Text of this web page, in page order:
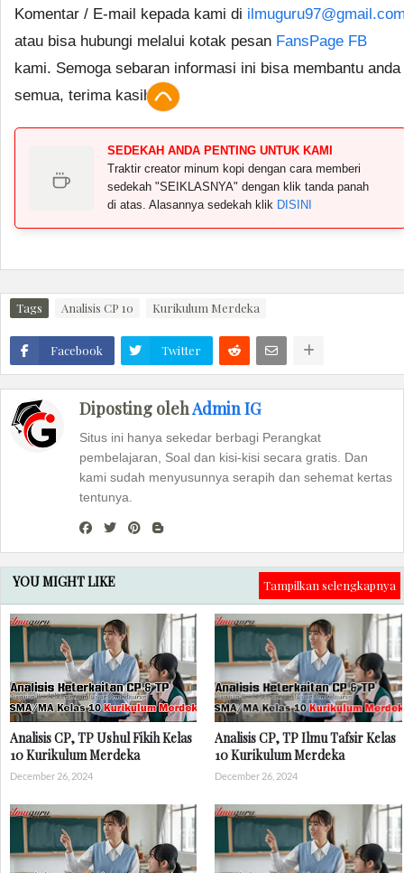
Komentar / E-mail kepada kami di
atau bisa hubungi melalui kotak pesan FansPage FB
kami. Semoga sebaran informasi ini bisa membantu anda
semua, terima kasih.
SEDEKAH ANDA PENTING UNTUK KAMI
Traktir creator minum kopi dengan cara memberi
sedekah "SEIKLASNYA" dengan klik tanda panah
di atas. Alasannya sedekah klik DISINI
Tags Analisis CP 10 Kurikulum Merdeka
Facebook Twitter
Diposting olehAdmin IG
Situs ini hanya sekedar berbagi Perangkat
pembelajaran, Soal dan kisi-kisi secara gratis. Dan
kami sudah menyusunnya serapih dan sehemat kertas
tentunya.
YOU MIGHT LIKE Tampilkan selengkapnya
Analisis CP, TP Ushul Fikih Kelas
10 Kurikulum Merdeka
December 26, 2024
Analisis CP, TP Ilmu Tafsir Kelas
10 Kurikulum Merdeka
December 26, 2024